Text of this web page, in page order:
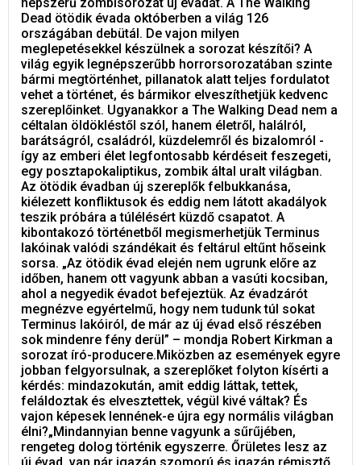
népszerű zombisorozat új évadát. A The Walking
Dead ötödik évada októberben a világ 126
országában debütál. De vajon milyen
meglepetésekkel készülnek a sorozat készítői? A
világ egyik legnépszerűbb horrorsorozatában szinte
bármi megtörténhet, pillanatok alatt teljes fordulatot
vehet a történet, és bármikor elveszíthetjük kedvenc
szereplőinket. Ugyanakkor a The Walking Dead nem a
céltalan öldökléstől szól, hanem életről, halálról,
barátságról, családról, küzdelemről és bizalomról -
így az emberi élet legfontosabb kérdéseit feszegeti,
egy posztapokaliptikus, zombik által uralt világban.
Az ötödik évadban új szereplők felbukkanása,
kiélezett konfliktusok és eddig nem látott akadályok
teszik próbára a túlélésért küzdő csapatot. A
kibontakozó történetből megismerhetjük Terminus
lakóinak valódi szándékait és feltárul eltűnt hőseink
sorsa. „Az ötödik évad elején nem ugrunk előre az
időben, hanem ott vagyunk abban a vasúti kocsiban,
ahol a negyedik évadot befejeztük. Az évadzárót
megnézve egyértelmű, hogy nem tudunk túl sokat
Terminus lakóiról, de már az új évad első részében
sok mindenre fény derül” – mondja Robert Kirkman a
sorozat író-producere.Miközben az események egyre
jobban felgyorsulnak, a szereplőket folyton kísérti a
kérdés: mindazokután, amit eddig láttak, tettek,
feláldoztak és elvesztettek, végül kivé váltak? És
vajon képesek lennének-e újra egy normális világban
élni?„Mindannyian benne vagyunk a sűrűjében,
rengeteg dolog történik egyszerre. Őrületes lesz az